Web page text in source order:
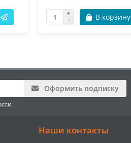
В корзину
Оформить подписку
Наши контакты